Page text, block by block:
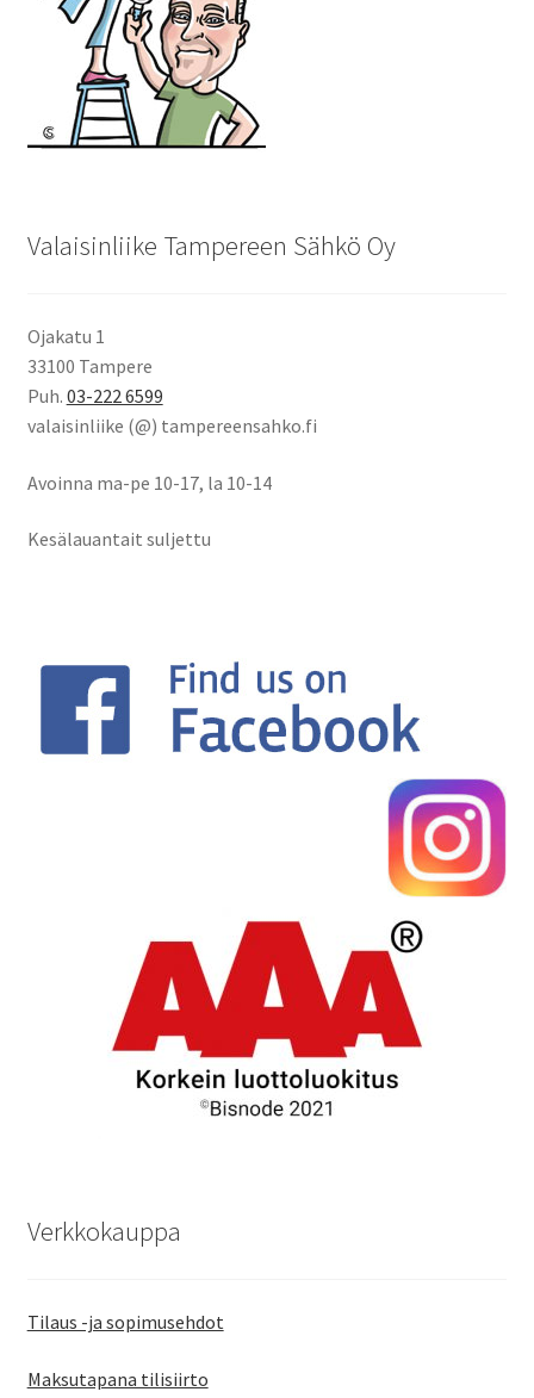
Valaisinliike Tampereen Sähkö Oy
Ojakatu 1
33100 Tampere
Puh. 03-222 6599
valaisinliike (@) tampereensahko.fi
Avoinna ma-pe 10-17, la 10-14
Kesälauantait suljettu
Verkkokauppa
Tilaus -ja sopimusehdot
Maksutapana tilisiirto